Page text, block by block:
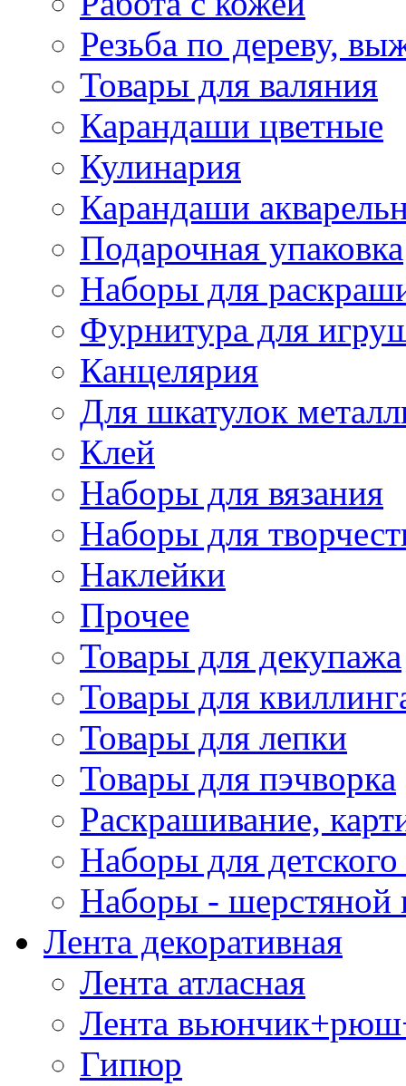
Резьба по дереву,
Товары для валяния
Карандаши цветные
Кулинария
Карандаши
Подарочная упаковка
Наборы для
Фурнитура для
Канцелярия
Для шкатулок
Клей
Наборы для вязания
Наборы для
Наклейки
Прочее
Товары для декупажа
Товары для
Товары для лепки
Товары для пэчворка
Раскрашивание,
Наборы для
Наборы - шерстяной
Лента декоративная
Лента атласная
Лента
Гипюр